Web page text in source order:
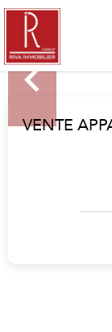
VENTE